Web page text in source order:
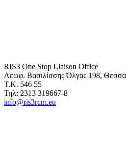
RIS3 One Stop Liaison Office
Λεωφ. Βασιλίσσης Όλγας 198,
Τ.Κ. 546 55
Τηλ: 2313 319667-8
info@ris3rcm.eu